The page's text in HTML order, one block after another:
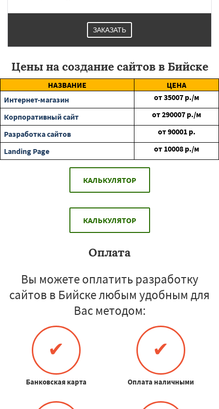
ЗАКАЗАТЬ
Цены на создание сайтов в Бийске
НАЗВАНИЕ
ЦЕНА
Интернет-магазин
от35007 р./м
Корпоративный сайт
от290007 р./м
Разработка сайтов
от90001 р.
Landing Page
от 10008 р./м
КАЛЬКУЛЯТОР
КАЛЬКУЛЯТОР
Оплата
Вы можете оплатить разработку
сайтов в Бийске любым удобным для
Вас методом:
✔
Банковская карта
✔
Оплата наличными